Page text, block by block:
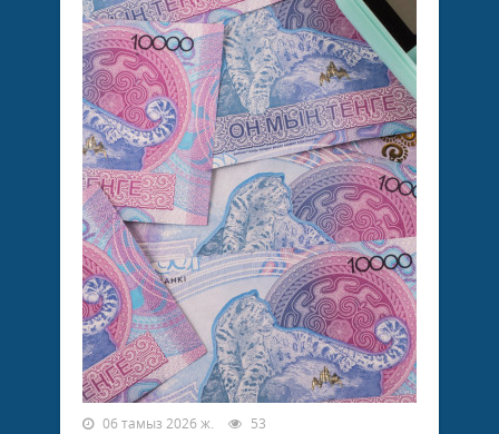
06 тамыз 2026 ж. 53